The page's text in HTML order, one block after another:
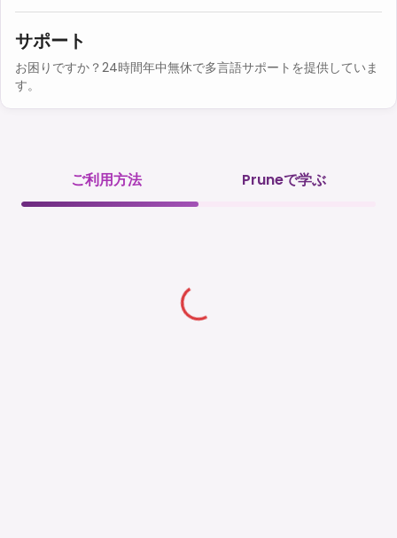
サポート
お困りですか？24時間年中無休で多言語サポートを提供していま
す。
ご利用方法 Pruneで学ぶ